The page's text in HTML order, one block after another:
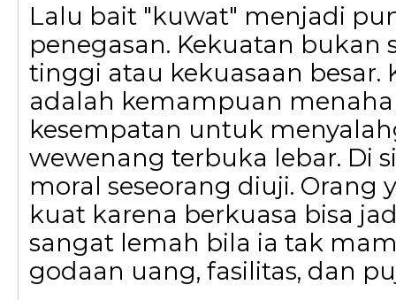
Lalu bait "kuwat" menjadi
penegasan. Kekuatan bukan
tinggi atau kekuasaan besar.
adalah kemampuan
kesempatan untuk
wewenang terbuka lebar. Di
moral seseorang diuji. Orang
kuat karena berkuasa bisa
sangat lemah bila ia tak
godaan uang, fasilitas, dan